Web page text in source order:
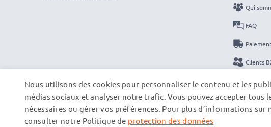
Qui
FAQ
Clients
Contact
Nous utilisons des cookies pour personnaliser le contenu et les
médias sociaux et analyser notre trafic. Vous pouvez accepter tous
nécessaires ou gérer vos préférences. Pour plus d’informations
consulter notre Politique de protection des données